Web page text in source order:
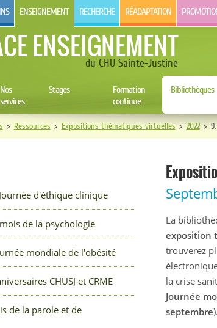
ENSEIGNEMENT RECHERCHE RÉADAPTATION
ENSEIGNEMENT
du CHU Sainte-Justine
Nos
services
Stages
Formation
continue
Bibliothèques
> Ressources > Expositions thématiques virtuelles > 2022 >
d'éthique clinique
de la psychologie
mondiale de l'obésité
CHUSJ et CRME
de la parole et de
La
exposition
trouverez
la crise
Journée
septembre).